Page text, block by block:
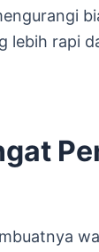
lebih rapi